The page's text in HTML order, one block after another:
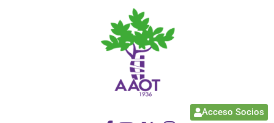
Acceso Socios